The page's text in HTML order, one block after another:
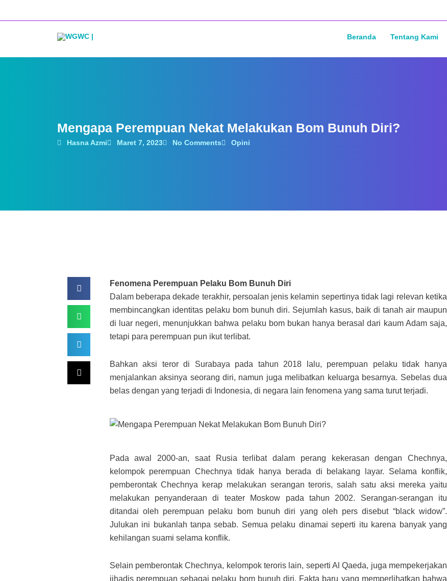
Beranda
Tentang Kami
Mengapa Perempuan Nekat Melakukan Bom Bunuh Diri?
Hasna Azmi Maret 7, 2023 No Comments Opini
Fenomena Perempuan Pelaku Bom Bunuh Diri
Dalam beberapa dekade terakhir, persoalan jenis kelamin sepertinya tidak lagi relevan ketika
membincangkan identitas pelaku bom bunuh diri. Sejumlah kasus, baik di tanah air maupun
di luar negeri, menunjukkan bahwa pelaku bom bukan hanya berasal dari kaum Adam saja,
tetapi para perempuan pun ikut terlibat.
Bahkan aksi teror di Surabaya pada tahun 2018 lalu, perempuan pelaku tidak hanya
menjalankan aksinya seorang diri, namun juga melibatkan keluarga besarnya. Sebelas dua
belas dengan yang terjadi di Indonesia, di negara lain fenomena yang sama turut terjadi.
Pada awal 2000-an, saat Rusia terlibat dalam perang kekerasan dengan Chechnya,
kelompok perempuan Chechnya tidak hanya berada di belakang layar. Selama konflik,
pemberontak Chechnya kerap melakukan serangan teroris, salah satu aksi mereka yaitu
melakukan penyanderaan di teater Moskow pada tahun 2002. Serangan-serangan itu
ditandai oleh perempuan pelaku bom bunuh diri yang oleh pers disebut “black widow”.
Julukan ini bukanlah tanpa sebab. Semua pelaku dinamai seperti itu karena banyak yang
kehilangan suami selama konflik.
Selain pemberontak Chechnya, kelompok teroris lain, seperti Al Qaeda, juga mempekerjakan
jihadis perempuan sebagai pelaku bom bunuh diri. Fakta baru yang memperlihatkan bahwa